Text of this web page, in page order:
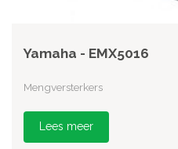
Yamaha - EMX5016
Mengversterkers
Lees meer